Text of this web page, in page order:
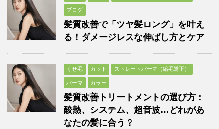
ブログ
髪質改善で「ツヤ髪ロング」を叶え
る！ダメージレスな伸ばし方とケア
くせ毛 カット ストレートパーマ（縮毛矯正）
パーマ カラー
髪質改善トリートメントの選び方：
酸熱、システム、超音波…どれがあ
なたの髪に合う？